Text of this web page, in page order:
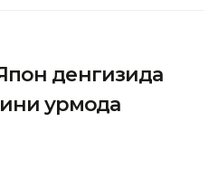
денгизида
қурмоқда